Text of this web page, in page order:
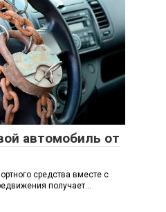
автомобиль от
средства вместе с
получает…